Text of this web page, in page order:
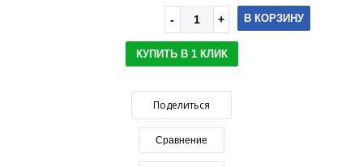
В КОРЗИНУ
КУПИТЬ В 1 КЛИК
Поделиться
Сравнение